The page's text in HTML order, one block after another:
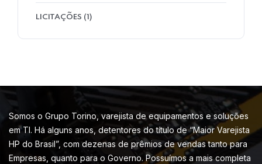
LICITAÇÕES (1)
Somos o Grupo Torino, varejista de equipamentos e soluções
em TI. Há alguns anos, detentores do título de “Maior Varejista
HP do Brasil”, com dezenas de prêmios de vendas tanto para
Empresas, quanto para o Governo. Possuímos a mais completa